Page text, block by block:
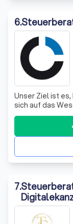
6.
Unser Ziel ist es,
sich auf das
Unternehmen. Wir optimieren nicht nur Ihre Buchhaltung
und Ihre Steuersituation,
kompetent,
Steuerberatung
7.